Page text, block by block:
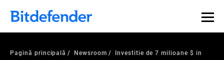
Pagină principală Newsroom
Investitie de 7 milioane $ in